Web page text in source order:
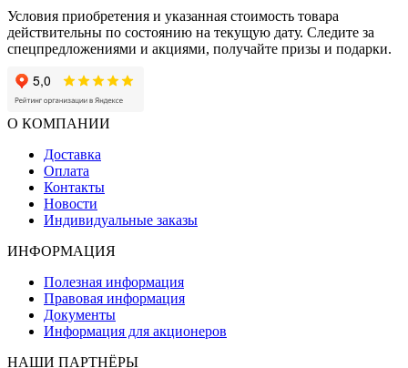
Условия приобретения и указанная стоимость товара
действительны по состоянию на текущую дату. Следите за
спецпредложениями и акциями, получайте призы и подарки.
О КОМПАНИИ
Доставка
Оплата
Контакты
Новости
Индивидуальные заказы
ИНФОРМАЦИЯ
Полезная информация
Правовая информация
Документы
Информация для акционеров
НАШИ ПАРТНЁРЫ